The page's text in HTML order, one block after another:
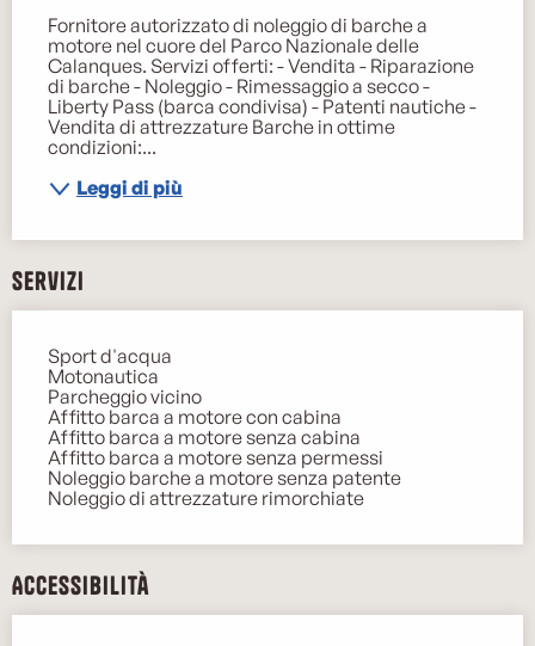
Fornitore autorizzato di noleggio di barche a
motore nel cuore del Parco Nazionale delle
Calanques. Servizi offerti: - Vendita - Riparazione
di barche - Noleggio - Rimessaggio a secco -
Liberty Pass (barca condivisa) - Patenti nautiche -
Vendita di attrezzature Barche in ottime
condizioni:...
Leggi di più
Servizi
Sport d'acqua
Motonautica
Parcheggio vicino
Affitto barca a motore con cabina
Affitto barca a motore senza cabina
Affitto barca a motore senza permessi
Noleggio barche a motore senza patente
Noleggio di attrezzature rimorchiate
Accessibilità